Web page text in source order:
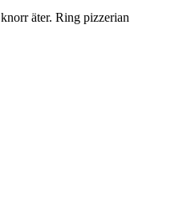
äter. Ring pizzerian